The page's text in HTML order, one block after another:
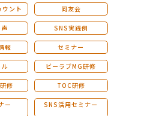
ント 同友会
SNS実践例
報 セミナー
ビーラブMG研修
修 TOC研修
ー SNS活用セミナー